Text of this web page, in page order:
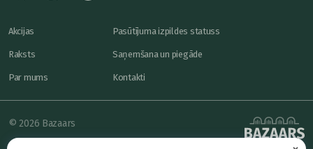
Akcijas
Raksts
Par mums
Pasūtījuma izpildes statuss
Saņemšana un piegāde
Kontakti
© 2026 Bazaars